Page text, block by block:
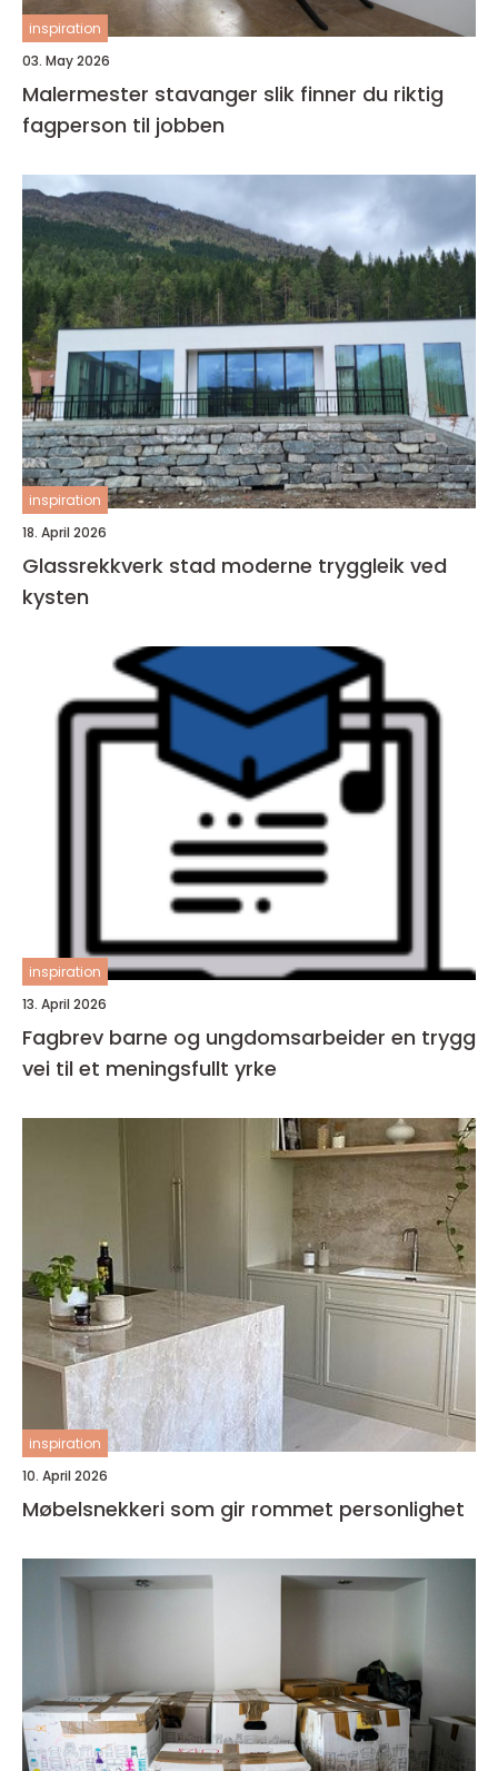
inspiration
03. May 2026
Malermester stavanger slik finner du riktig
fagperson til jobben
inspiration
18. April 2026
Glassrekkverk stad moderne tryggleik ved
kysten
inspiration
13. April 2026
Fagbrev barne og ungdomsarbeider en trygg
vei til et meningsfullt yrke
inspiration
10. April 2026
Møbelsnekkeri som gir rommet personlighet